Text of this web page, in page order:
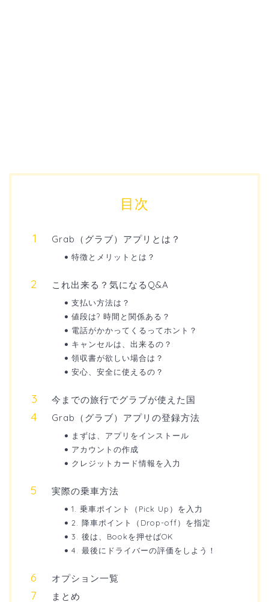
目次
Grab（グラブ）アプリとは？
特徴とメリットとは？
これ出来る？気になるQ&A
支払い方法は？
値段は? 時間と関係ある？
電話がかかってくるってホント？
キャンセルは、出来るの？
領収書が欲しい場合は？
安心、安全に使えるの？
今までの旅行でグラブが使えた国
Grab（グラブ）アプリの登録方法
まずは、アプリをインストール
アカウントの作成
クレジットカード情報を入力
実際の乗車方法
1. 乗車ポイント（Pick Up）を入力
2. 降車ポイント（Drop-off）を指定
3. 後は、Bookを押せばOK
4. 最後にドライバーの評価をしよう！
オプション一覧
まとめ